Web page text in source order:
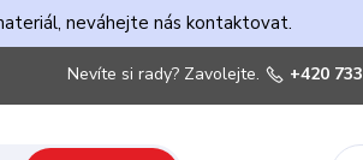
neváhejte nás kontaktovat.
Nevíte si rady? Zavolejte. +420